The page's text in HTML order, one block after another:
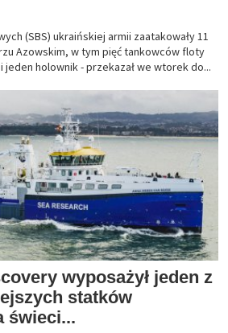
(SBS) ukraińskiej armii zaatakowały 11
Azowskim, w tym pięć tankowców floty
holownik - przekazał we wtorek do...
wyposażył jeden z
statków
świeci...